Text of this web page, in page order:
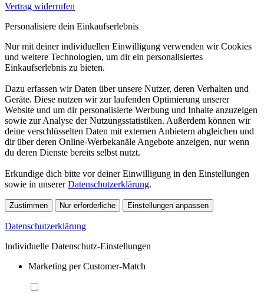
Vertrag widerrufen
Personalisiere dein Einkaufserlebnis
Nur mit deiner individuellen Einwilligung verwenden wir Cookies
und weitere Technologien, um dir ein personalisiertes
Einkaufserlebnis zu bieten.
Dazu erfassen wir Daten über unsere Nutzer, deren Verhalten und
Geräte. Diese nutzen wir zur laufenden Optimierung unserer
Website und um dir personalisierte Werbung und Inhalte anzuzeigen
sowie zur Analyse der Nutzungsstatistiken. Außerdem können wir
deine verschlüsselten Daten mit externen Anbietern abgleichen und
dir über deren Online-Werbekanäle Angebote anzeigen, nur wenn
du deren Dienste bereits selbst nutzt.
Erkundige dich bitte vor deiner Einwilligung in den Einstellungen
sowie in unsererDatenschutzerklärung.
Zustimmen Nur erforderliche Einstellungen anpassen
Datenschutzerklärung
Individuelle Datenschutz-Einstellungen
Marketing per Customer-Match